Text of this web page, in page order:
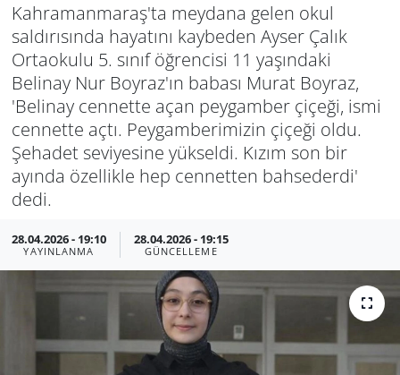
Kahramanmaraş'ta meydana gelen okul
saldırısında hayatını kaybeden Ayser Çalık
Ortaokulu 5. sınıf öğrencisi 11 yaşındaki
Belinay Nur Boyraz'ın babası Murat Boyraz,
'Belinay cennette açan peygamber çiçeği, ismi
cennette açtı. Peygamberimizin çiçeği oldu.
Şehadet seviyesine yükseldi. Kızım son bir
ayında özellikle hep cennetten bahsederdi'
dedi.
28.04.2026 - 19:10
YAYINLANMA
28.04.2026 - 19:15
GÜNCELLEME